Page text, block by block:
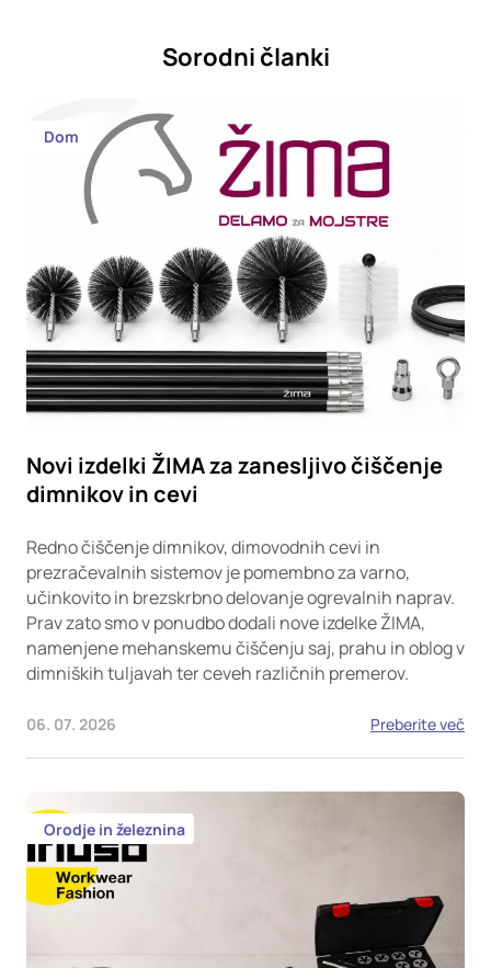
Sorodni članki
Dom
Novi izdelki ŽIMA za zanesljivo čiščenje
dimnikov in cevi
Redno čiščenje dimnikov, dimovodnih cevi in
prezračevalnih sistemov je pomembno za varno,
učinkovito in brezskrbno delovanje ogrevalnih naprav.
Prav zato smo v ponudbo dodali nove izdelke ŽIMA,
namenjene mehanskemu čiščenju saj, prahu in oblog v
dimniških tuljavah ter ceveh različnih premerov.
06. 07. 2026 Preberite več
Orodje in železnina